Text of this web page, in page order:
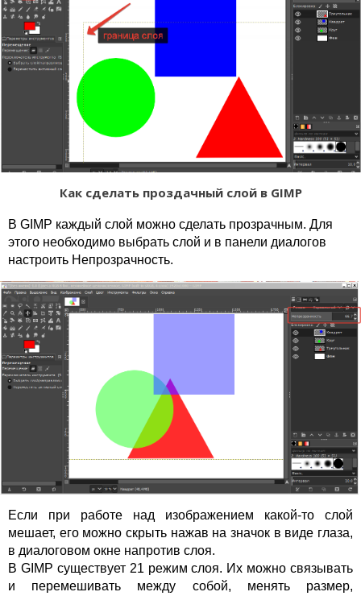
Как сделать проздачный слой в GIMP
В GIMP каждый слой можно сделать прозрачным. Для
этого необходимо выбрать слой и в панели диалогов
настроить Непрозрачность.
Если при работе над изображением какой-то слой
мешает, его можно скрыть нажав на значок в виде глаза,
в диалоговом окне напротив слоя.
В GIMP существует 21 режим слоя. Их можно связывать
и перемешивать между собой, менять размер,